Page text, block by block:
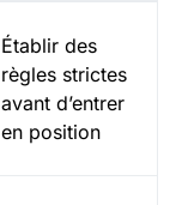
Établir des
règles strictes
avant d’entrer
en position